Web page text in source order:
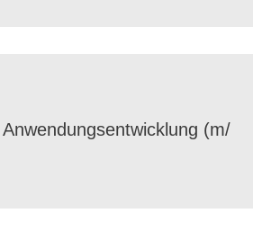
(m/​